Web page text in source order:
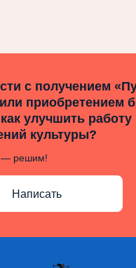
с получением
приобретением
улучшить работу
культуры?
— решим!
Написать